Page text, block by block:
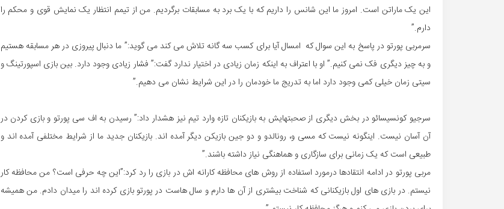
این یک ماراتن است. امروز ما این شانس را داریم که با یک برد به مسابقات برگردیم. من از تیمم انتظار یک نمایش قوی و محکم را
دارم.”
سرمربی پورتو در پاسخ به این سوال که امسال آیا برای کسب سه گانه تلاش می کند می گوید:” ما دنبال پیروزی در هر مسابقه هستیم
و به چیز دیگری فک نمی کنیم.” او با اعتراف به اینکه زمان زیادی در اختیار ندارد گفت:” فشار زیادی وجود دارد. بین بازی اسپورتینگ و
سیتی زمان خیلی کمی وجود دارد اما به تدریج ما خودمان را در این شرایط نشان می دهیم.”
سرجیو کونسیسائو در بخش دیگری از صحبتهایش به بازیکنان تازه وارد تیم نیز هشدار داد:” رسیدن به اف سی پورتو و بازی کردن در
آن آسان نیست. اینگونه نیست که مسی و، رونالدو و دو جین بازیکن دیگر آمده اند. بازیکنان جدید ما از شرایط مختلفی آمده اند و
طبیعی است که یک زمانی برای سازگاری و هماهنگی نیاز داشته باشند.”
مربی پورتو در ادامه انتقادها درمورد استفاده از روش های محافظه کارانه اش در بازی را رد کرد:”این چه حرفی است؟ من محافظه کار
نیستم. در بازی های اول بازیکنانی که شناخت بیشتری از آن ها دارم و سال هاست در پورتو بازی کرده اند را میدان دادم. من همیشه